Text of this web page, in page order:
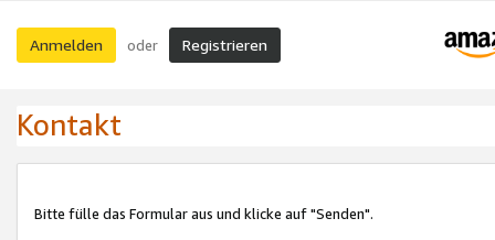
Anmelden oder Registrieren
Kontakt
Bitte fülle das Formular aus und klicke auf "Senden".